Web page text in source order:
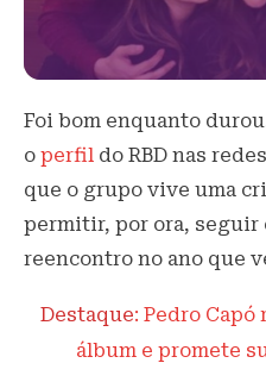
Foi bom enquanto
o perfil do RBD nas
que o grupo vive uma
permitir, por ora, seguir
reencontro no ano que
Destaque: Pedro
álbum e promete